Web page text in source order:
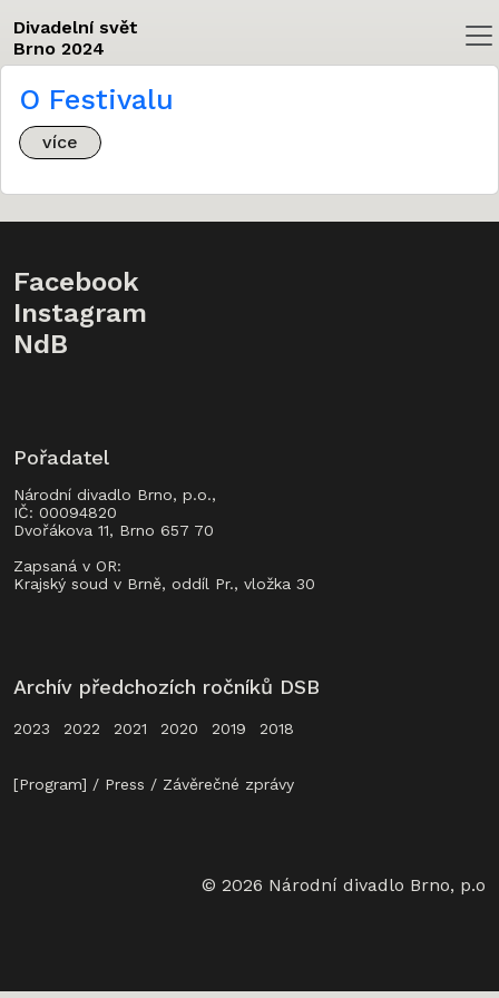
Divadelní svět
Brno 2024
O Festivalu
více
Facebook
Instagram
NdB
Pořadatel
Národní divadlo Brno, p.o.,
IČ: 00094820
Dvořákova 11, Brno 657 70
Zapsaná v OR:
Krajský soud v Brně, oddíl Pr., vložka 30
Archív předchozích ročníků DSB
2023 2022 2021 2020 2019 2018
[Program] Press Závěrečné zprávy
© 2026 Národní divadlo Brno, p.o